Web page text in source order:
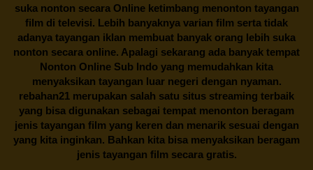
suka nonton secara Online ketimbang menonton tayangan
film di televisi. Lebih banyaknya varian film serta tidak
adanya tayangan iklan membuat banyak orang lebih suka
nonton secara online. Apalagi sekarang ada banyak tempat
Nonton Online Sub Indo yang memudahkan kita
menyaksikan tayangan luar negeri dengan nyaman.
rebahan21 merupakan salah satu situs streaming terbaik
yang bisa digunakan sebagai tempat menonton beragam
jenis tayangan film yang keren dan menarik sesuai dengan
yang kita inginkan. Bahkan kita bisa menyaksikan beragam
jenis tayangan film secara gratis.